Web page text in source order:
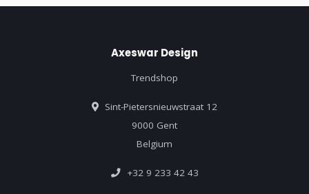
Axeswar Design
Trendshop
Sint-Pietersnieuwstraat 12
9000 Gent
Belgium
+32 9 233 42 43